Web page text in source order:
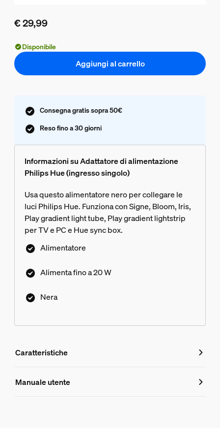
€ 29,99
Disponibile
Aggiungi al carrello
Consegna gratis sopra 50€
Reso fino a 30 giorni
Informazioni su Adattatore di alimentazione
Philips Hue (ingresso singolo)
Usa questo alimentatore nero per collegare le
luci Philips Hue. Funziona con Signe, Bloom, Iris,
Play gradient light tube, Play gradient lightstrip
per TV e PC e Hue sync box.
Alimentatore
Alimenta fino a 20 W
Nera
Caratteristiche
Caratteristiche
Manuale utente